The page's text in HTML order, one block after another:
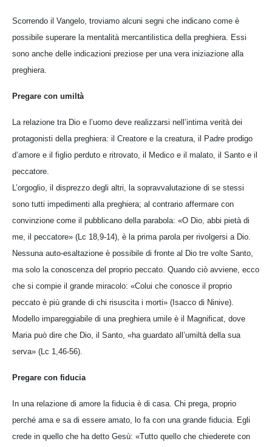
Scorrendo il Vangelo, troviamo alcuni segni che indicano come è
possibile superare la mentalità mercantilistica della preghiera. Essi
sono anche delle indicazioni preziose per una vera iniziazione alla
preghiera.
Pregare con umiltà
La relazione tra Dio e l’uomo deve realizzarsi nell’intima verità dei
protagonisti della preghiera: il Creatore e la creatura, il Padre prodigo
d’amore e il figlio perduto e ritrovato, il Medico e il malato, il Santo e il
peccatore.
L’orgoglio, il disprezzo degli altri, la sopravvalutazione di se stessi
sono tutti impedimenti alla preghiera; al contrario affermare con
convinzione come il pubblicano della parabola: «O Dio, abbi pietà di
me, il peccatore» (Lc 18,9-14), è la prima parola per rivolgersi a Dio.
Nessuna auto-esaltazione è possibile di fronte al Dio tre volte Santo,
ma solo la conoscenza del proprio peccato. Quando ciò avviene, ecco
che si compie il grande miracolo: «Colui che conosce il proprio
peccato è più grande di chi risuscita i morti» (Isacco di Ninive).
Modello impareggiabile di una preghiera umile è il Magnificat, dove
Maria può dire che Dio, il Santo, «ha guardato all’umiltà della sua
serva» (Lc 1,46-56).
Pregare con fiducia
In una relazione di amore la fiducia è di casa. Chi prega, proprio
perché ama e sa di essere amato, lo fa con una grande fiducia. Egli
crede in quello che ha detto Gesù: «Tutto quello che chiederete con